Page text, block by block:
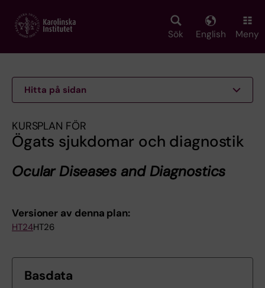
main
Sök English Meny
Hitta på sidan
KURSPLAN FÖR
Ögats sjukdomar och diagnostik
Ocular Diseases and Diagnostics
Versioner av denna plan:
HT24HT26
Basdata